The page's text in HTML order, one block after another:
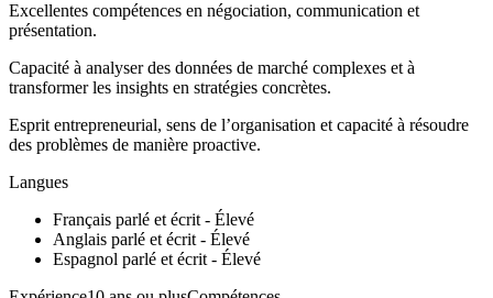
Excellentes compétences en négociation, communication et
présentation.
Capacité à analyser des données de marché complexes et à
transformer les insights en stratégies concrètes.
Esprit entrepreneurial, sens de l’organisation et capacité à résoudre
des problèmes de manière proactive.
Langues
Français parlé et écrit - Élevé
Anglais parlé et écrit - Élevé
Espagnol parlé et écrit - Élevé